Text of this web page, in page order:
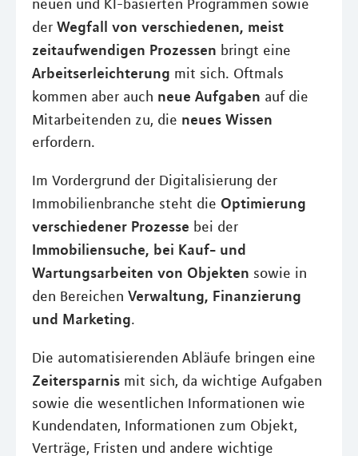
neuen und KI-basierten Programmen sowie
der Wegfall von verschiedenen, meist
zeitaufwendigen Prozessen bringt eine
Arbeitserleichterung mit sich. Oftmals
kommen aber auch neue Aufgaben auf die
Mitarbeitenden zu, die neues Wissen
erfordern.
Im Vordergrund der Digitalisierung der
Immobilienbranche steht die Optimierung
verschiedener Prozesse bei der
Immobiliensuche, bei Kauf- und
Wartungsarbeiten von Objekten sowie in
den Bereichen Verwaltung, Finanzierung
und Marketing.
Die automatisierenden Abläufe bringen eine
Zeitersparnis mit sich, da wichtige Aufgaben
sowie die wesentlichen Informationen wie
Kundendaten, Informationen zum Objekt,
Verträge, Fristen und andere wichtige